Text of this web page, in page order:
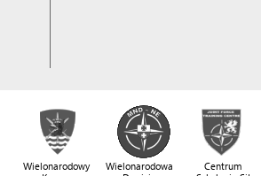
Wielonarodowy
Wielonarodowa
Centrum